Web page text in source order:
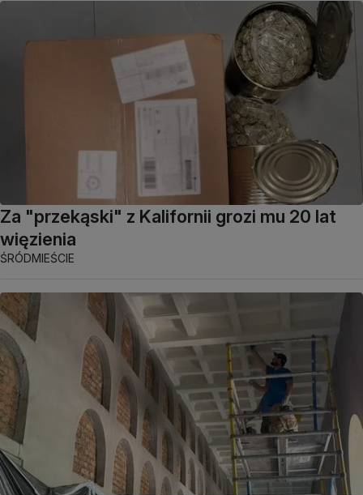
Za "przekąski" z Kalifornii grozi mu 20 lat
więzienia
ŚRÓDMIEŚCIE